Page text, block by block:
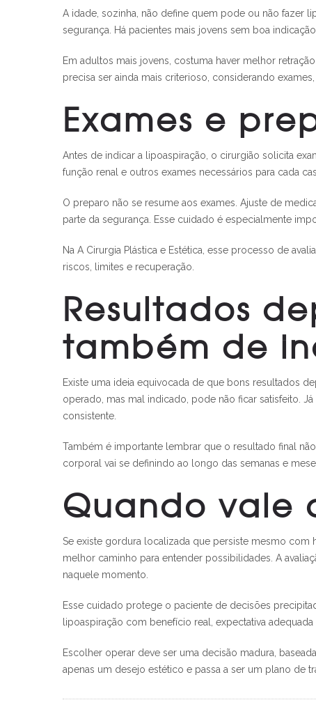
A idade, sozinha, não define quem pode ou não fazer
segurança. Há pacientes mais jovens sem boa
Em adultos mais jovens, costuma haver melhor
precisa ser ainda mais criterioso, considerando
Exames e
Antes de indicar a lipoaspiração, o cirurgião solicita
função renal e outros exames necessários para cada
O preparo não se resume aos exames. Ajuste de
parte da segurança. Esse cuidado é especialmente
Na A Cirurgia Plástica e Estética, esse processo de
riscos, limites e recuperação.
Resultados
também de
Existe uma ideia equivocada de que bons resultados
operado, mas mal indicado, pode não ficar satisfeito.
consistente.
Também é importante lembrar que o resultado final
corporal vai se definindo ao longo das semanas e
Quando vale
Se existe gordura localizada que persiste mesmo
melhor caminho para entender possibilidades. A
naquele momento.
Esse cuidado protege o paciente de decisões
lipoaspiração com benefício real, expectativa adequada
Escolher operar deve ser uma decisão madura,
apenas um desejo estético e passa a ser um plano de